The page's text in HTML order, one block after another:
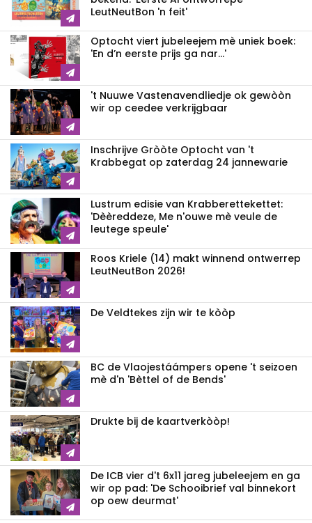
LeutNeutBon 'n feit'
Optocht viert jubeleejem mè uniek boek:
'En d’n eerste prijs ga nar...'
't Nuuwe Vastenavendliedje ok gewòòn
wir op ceedee verkrijgbaar
Inschrijve Gròòte Optocht van 't
Krabbegat op zaterdag 24 jannewarie
Lustrum edisie van Krabberettekettet:
'Dèèreddeze, Me n'ouwe mè veule de
leutege speule'
Roos Kriele (14) makt winnend ontwerrep
LeutNeutBon 2026!
De Veldtekes zijn wir te kòòp
BC de Vlaojestáámpers opene 't seizoen
mè d'n 'Bèttel of de Bends'
Drukte bij de kaartverkòòp!
De ICB vier d't 6x11 jareg jubeleejem en ga
wir op pad: 'De Schooibrief val binnekort
op oew deurmat'